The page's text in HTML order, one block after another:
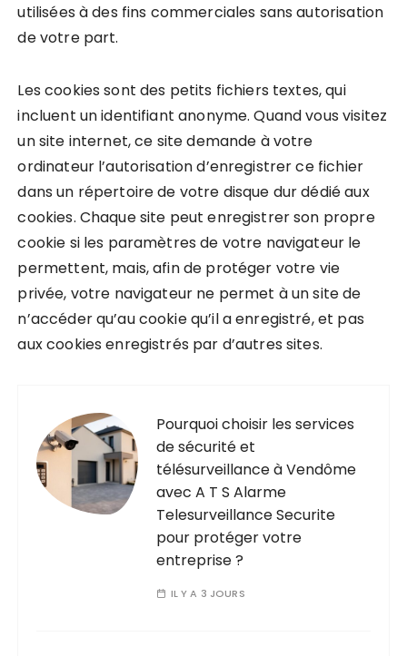
utilisées à des fins commerciales sans autorisation
de votre part.
Les cookies sont des petits fichiers textes, qui
incluent un identifiant anonyme. Quand vous visitez
un site internet, ce site demande à votre
ordinateur l’autorisation d’enregistrer ce fichier
dans un répertoire de votre disque dur dédié aux
cookies. Chaque site peut enregistrer son propre
cookie si les paramètres de votre navigateur le
permettent, mais, afin de protéger votre vie
privée, votre navigateur ne permet à un site de
n’accéder qu’au cookie qu’il a enregistré, et pas
aux cookies enregistrés par d’autres sites.
Pourquoi choisir les services
de sécurité et
télésurveillance à Vendôme
avec A T S Alarme
Telesurveillance Securite
pour protéger votre
entreprise ?
IL Y A 3 JOURS